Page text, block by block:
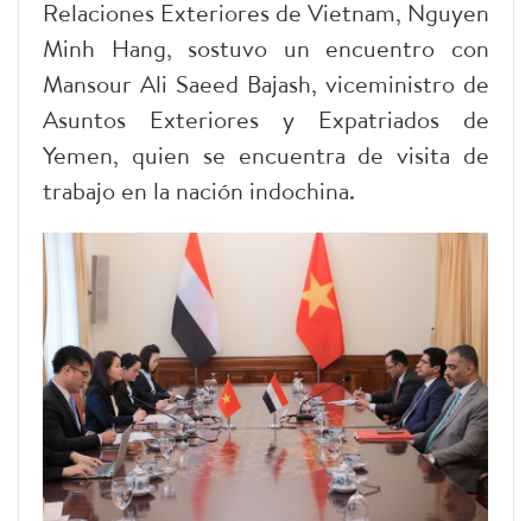
Relaciones Exteriores de Vietnam, Nguyen
Minh Hang, sostuvo un encuentro con
Mansour Ali Saeed Bajash, viceministro de
Asuntos Exteriores y Expatriados de
Yemen, quien se encuentra de visita de
trabajo en la nación indochina.